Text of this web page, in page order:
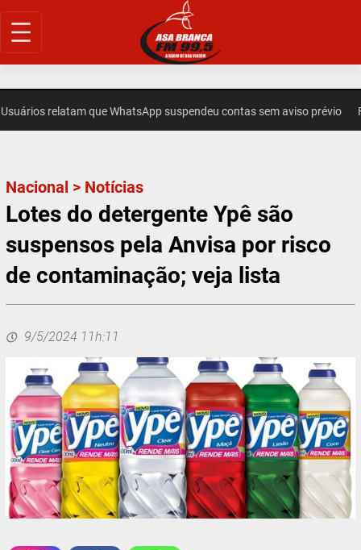
Pular
para
relatam que WhatsApp suspendeu contas sem aviso prévio
Nacional > Notícias
Lotes do detergente Ypê são
suspensos pela Anvisa por risco
de contaminação; veja lista
9/5/2024 11h:11